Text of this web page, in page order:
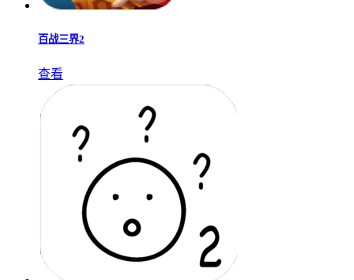
百战三界2
查看